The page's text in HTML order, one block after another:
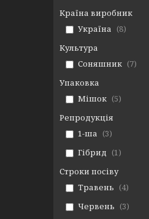
Країна виробник
Україна
8
Культура
Соняшник
7
Упаковка
Мішок
5
Репродукція
1-ша
3
Гібрид
1
Строки посіву
Травень
4
Червень
3